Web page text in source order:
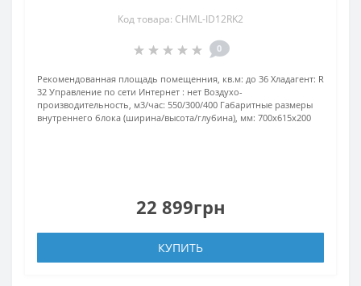
Код товара: CHML-ID12RK2
0
Рекомендованная площадь помещенния, кв.м: до 36 Хладагент: R
32 Управление по сети Интернет : нет Воздухо-
производительность, м3/час: 550/300/400 Габаритные размеры
внутреннего блока (ширина/высота/глубина), мм: 700х615х200
22 899грн
КУПИТЬ